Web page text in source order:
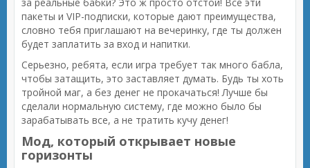
пакеты и VIP-подписки, которые дают преимущества,
словно тебя приглашают на вечеринку, где ты должен
будет заплатить за вход и напитки.
Серьезно, ребята, если игра требует так много бабла,
чтобы затащить, это заставляет думать. Будь ты хоть
тройной маг, а без денег не прокачаться! Лучше бы
сделали нормальную систему, где можно было бы
зарабатывать все, а не тратить кучу денег!
Мод, который открывает новые
горизонты